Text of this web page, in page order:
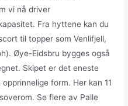
vi nå driver
Fra hyttene kan du
til topper som Venlifjell,
Øye-Eidsbru bygges også
Skipet er det eneste
form. Her kan 11
Se flere av Palle